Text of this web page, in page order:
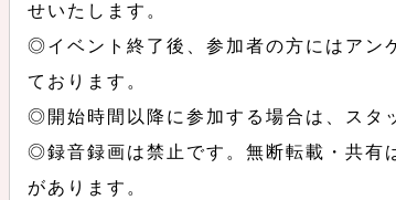
せいたします。
◎イベント終了後、参加者の方にはアン
ております。
◎開始時間以降に参加する場合は、スタ
◎録音録画は禁止です。無断転載・共有
があります。